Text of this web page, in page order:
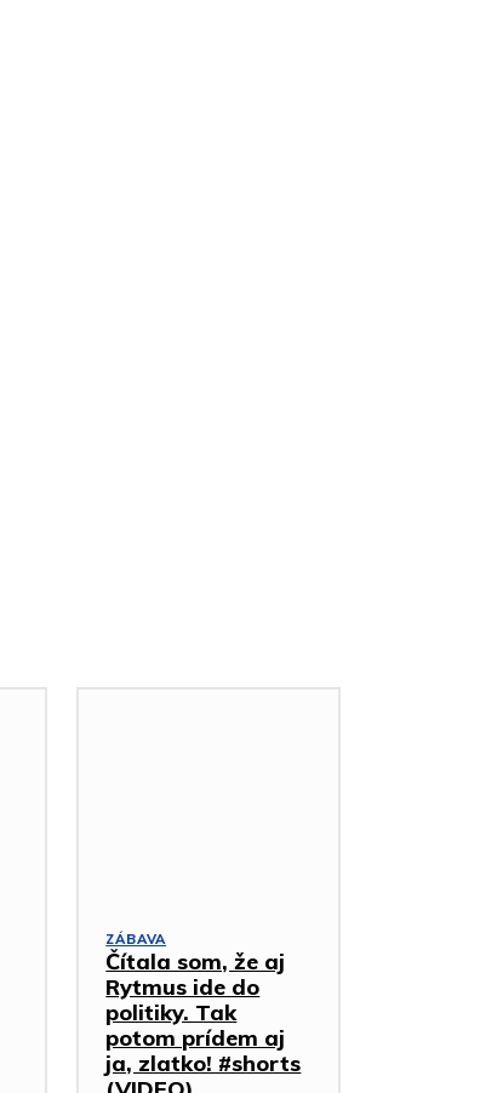
ZÁBAVA
Čítala som, že aj
Rytmus ide do
politiky. Tak
potom prídem aj
ja, zlatko! #shorts